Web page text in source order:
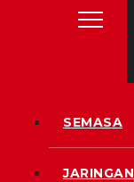
SEMASA
JARINGAN